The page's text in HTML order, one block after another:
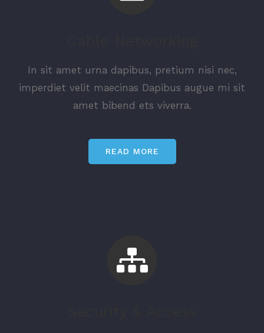
In sit amet urna dapibus, pretium nisi nec,
imperdiet velit maecinas Dapibus augue mi sit
amet bibend ets viverra.
READ MORE